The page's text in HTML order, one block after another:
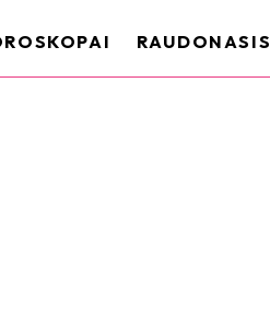
RAUDONASIS